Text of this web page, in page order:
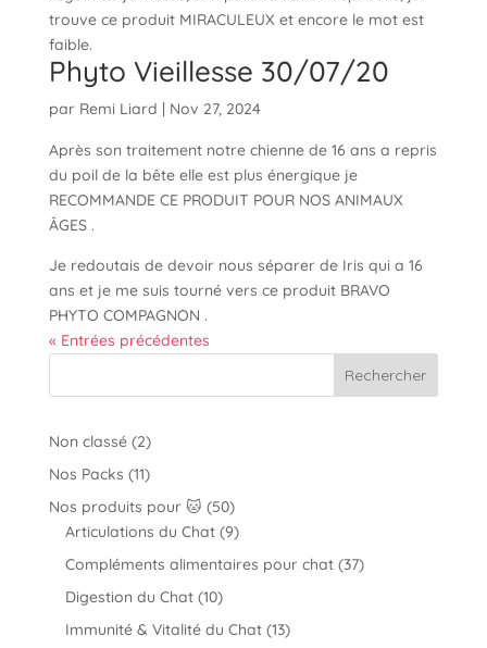
trouve ce produit MIRACULEUX et encore le mot est
faible.
Phyto Vieillesse 30/07/20
par Remi Liard | Nov 27, 2024
Après son traitement notre chienne de 16 ans a repris
du poil de la bête elle est plus énergique je
RECOMMANDE CE PRODUIT POUR NOS ANIMAUX
ÂGES .
Je redoutais de devoir nous séparer de Iris qui a 16
ans et je me suis tourné vers ce produit BRAVO
PHYTO COMPAGNON .
« Entrées précédentes
Rechercher
Non classé 22
produits
Nos Packs 1111
produits
Nos produits pour 🐱 5050
produits
Articulations du Chat 99
produits
Compléments alimentaires pour chat 3737
Digestion du Chat 1010
produits
Immunité & Vitalité du Chat 1313